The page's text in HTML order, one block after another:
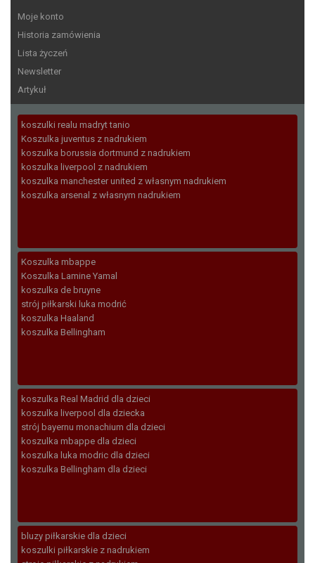
Moje konto
Historia zamówienia
Lista życzeń
Newsletter
Artykuł
koszulki realu madryt tanio
Koszulka juventus z nadrukiem
koszulka borussia dortmund z nadrukiem
koszulka liverpool z nadrukiem
koszulka manchester united z własnym nadrukiem
koszulka arsenal z własnym nadrukiem
Koszulka mbappe
Koszulka Lamine Yamal
koszulka de bruyne
strój piłkarski luka modrić
koszulka Haaland
koszulka Bellingham
koszulka Real Madrid dla dzieci
koszulka liverpool dla dziecka
strój bayernu monachium dla dzieci
koszulka mbappe dla dzieci
koszulka luka modric dla dzieci
koszulka Bellingham dla dzieci
bluzy piłkarskie dla dzieci
koszulki piłkarskie z nadrukiem